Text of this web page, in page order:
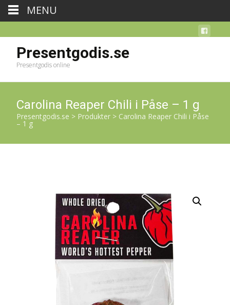
Presentgodis.se
Presentgodis online
Carolina Reaper Chili i Påse – 1 g
Presentgodis.se > Produkter > Carolina Reaper Chili i Påse
– 1 g
MENU